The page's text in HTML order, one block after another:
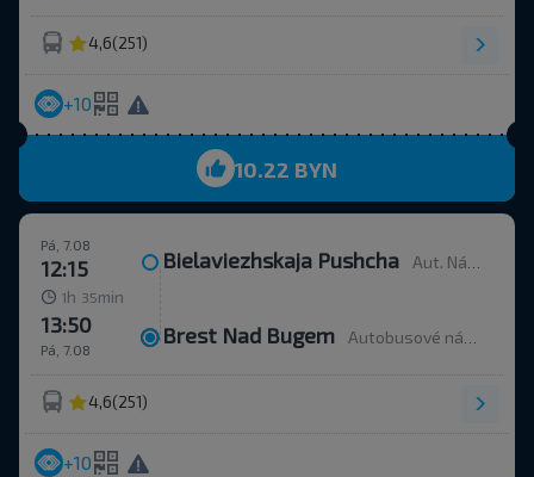
4,6(251)
+10
10.22 BYN
Pá, 7.08
12:15 Bielaviezhskaja Pushcha Aut. Nádr.
1h 35 min
Pá, 7.08
13:50 Brest Nad Bugem Autobusové nádraží, ulice Ordžonikidze 12.
4,6(251)
+10